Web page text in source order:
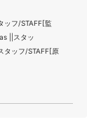
ッフ/STAFF[監
||スタッ
タッフ/STAFF[原